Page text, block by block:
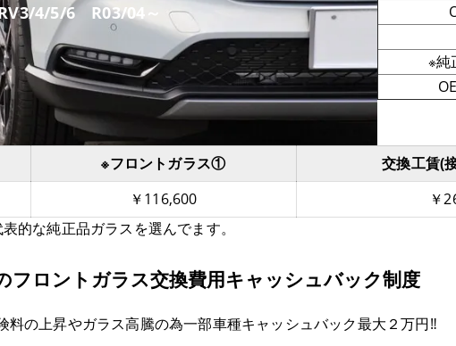
4/5/6 R03/04～
※純
※フロントガラス① 交換工賃(
￥116,600 ￥
的な純正品ガラスを選んでます。
ロントガラス交換費用キャッシュバック制度
料の上昇やガラス高騰の為一部車種キャッシュバック最大２万円‼